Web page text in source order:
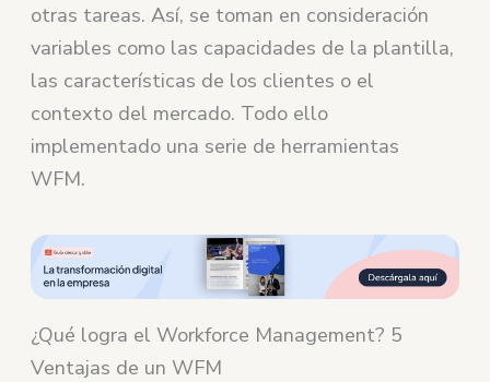
otras tareas. Así, se toman en consideración
variables como las capacidades de la plantilla,
las características de los clientes o el
contexto del mercado. Todo ello
implementado una serie de herramientas
WFM.
¿Qué logra el Workforce Management? 5
Ventajas de un WFM